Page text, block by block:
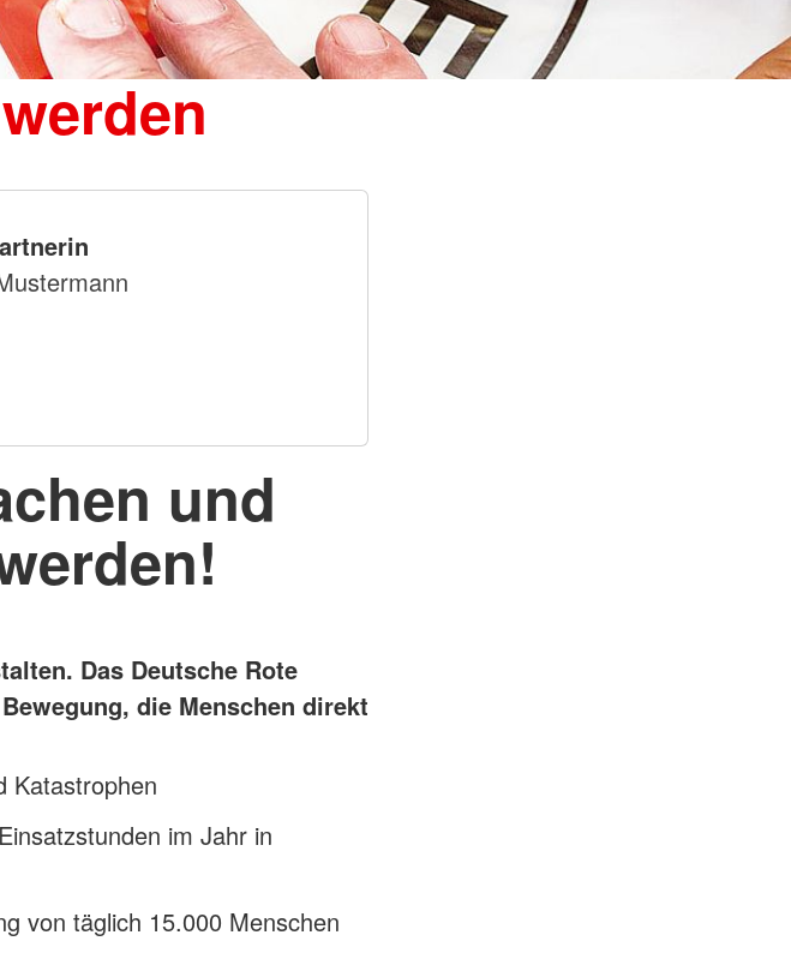
und
Das Deutsche Rote
die Menschen direkt
Katastrophen
im Jahr in
von täglich 15.000 Menschen